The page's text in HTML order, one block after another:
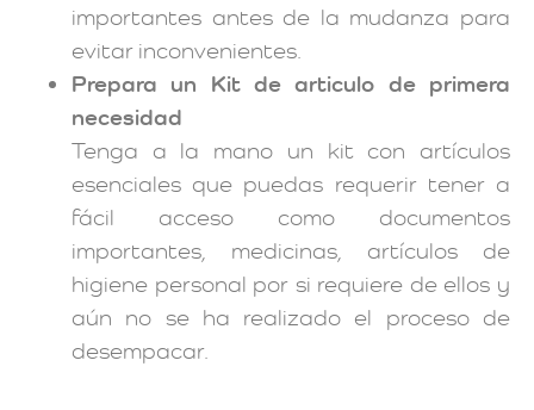
importantes antes de la mudanza para
evitar inconvenientes.
Prepara un Kit de articulo de primera
necesidad
Tenga a la mano un kit con artículos
esenciales que puedas requerir tener a
fácil acceso como documentos
importantes, medicinas, artículos de
higiene personal por si requiere de ellos y
aún no se ha realizado el proceso de
desempacar.